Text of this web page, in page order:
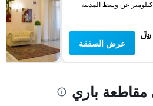
عرض الصفقة
مقاطعة باري